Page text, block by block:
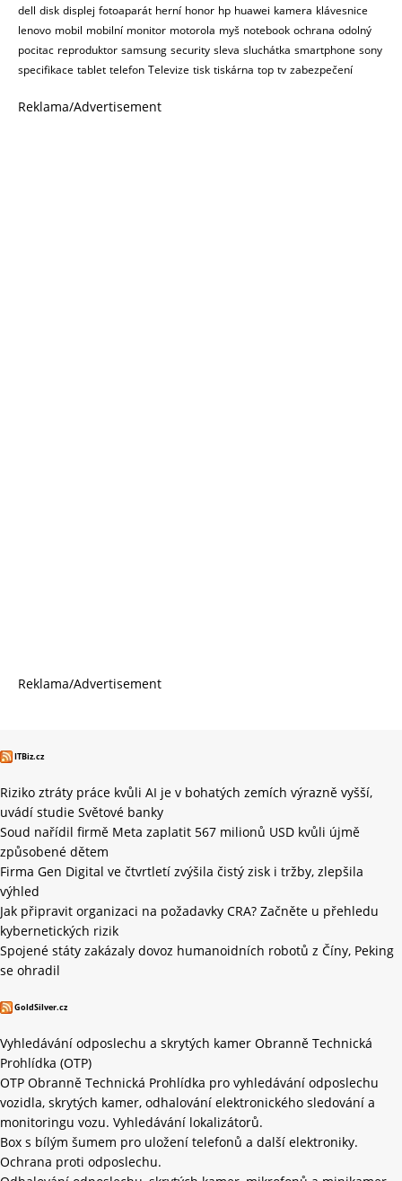
dell disk displej fotoaparát herní honor hp huawei kamera klávesnice
lenovo mobil mobilní monitor motorola myš notebook ochrana odolný
pocitac reproduktor samsung security sleva sluchátka smartphone sony
specifikace tablet telefon Televize tisk tiskárna top tv zabezpečení
Reklama/Advertisement
Reklama/Advertisement
ITBiz.cz
Riziko ztráty práce kvůli AI je v bohatých zemích výrazně vyšší,
uvádí studie Světové banky
Soud nařídil firmě Meta zaplatit 567 milionů USD kvůli újmě
způsobené dětem
Firma Gen Digital ve čtvrtletí zvýšila čistý zisk i tržby, zlepšila
výhled
Jak připravit organizaci na požadavky CRA? Začněte u přehledu
kybernetických rizik
Spojené státy zakázaly dovoz humanoidních robotů z Číny, Peking
se ohradil
GoldSilver.cz
Vyhledávání odposlechu a skrytých kamer Obranně Technická
Prohlídka (OTP)
OTP Obranně Technická Prohlídka pro vyhledávání odposlechu
vozidla, skrytých kamer, odhalování elektronického sledování a
monitoringu vozu. Vyhledávání lokalizátorů.
Box s bílým šumem pro uložení telefonů a další elektroniky.
Ochrana proti odposlechu.